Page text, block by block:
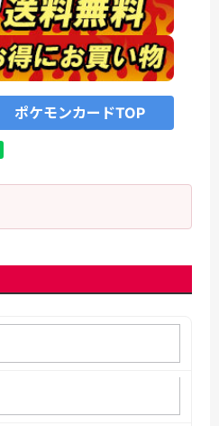
ポケモンカードTOP